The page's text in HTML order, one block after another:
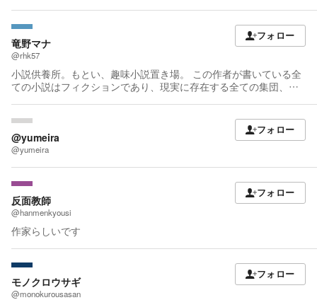
応援などのコメントを頂いた場合は向こうと同様おそらく全部返
信いたします。
竜野マナ
@rhk57
小説供養所。もとい、趣味小説置き場。 この作者が書いている全
ての小説はフィクションであり、現実に存在する全ての集団、個
こす・何らかの意思表示を行う意図は一切ありません。 基本的に
掲載は完結してからなのでエタる心配なし。 感想はありがたく読
ませて頂きますし反応は確認しますが、こちらからの反応はほぼ
に回答をお願いします） ついったーでこっそり（あまり大きくな
い範囲で）ネタバレしたり、開発の叫びやお題からの小ネタ、思
いついた幕間や過去編を呟いたりすることがあります。 質問の回
答をすることも時々ありますので、覗いているとちょっと楽し
い……かも？ 誤字脱字及び技量不足による分かり辛い表現が散見
される場合がありますので、ご注意の上そっと感想などで教えて
頂けると助かります……。
フォロー
@yumeira
@yumeira
フォロー
反面教師
@hanmenkyousi
作家らしいです
フォロー
モノクロウサギ
@monokurousasan
フォロー